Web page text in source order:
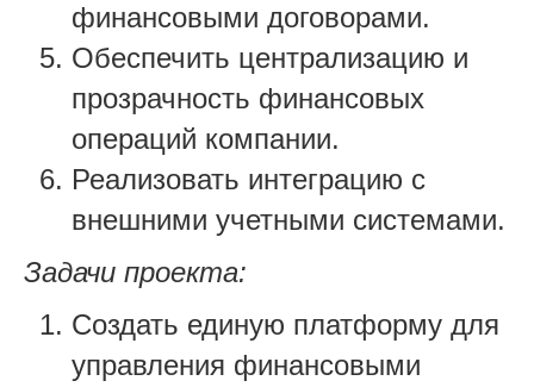
финансовыми договорами.
Обеспечить централизацию и
прозрачность финансовых
операций компании.
Реализовать интеграцию с
внешними учетными системами.
Задачи проекта:
Создать единую платформу для
управления финансовыми